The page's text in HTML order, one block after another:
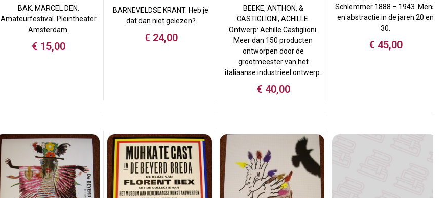
BAK, MARCEL DEN.
Amateurfestival. Pleintheater
Amsterdam.
€ 15,00
BARNEVELDSE KRANT. Heb je
dat dan niet gelezen?
€ 24,00
BEEKE, ANTHON. &
CASTIGLIONI, ACHILLE.
Ontwerp: Achille Castiglioni.
Meer dan 150 producten
ontworpen door de
grootmeester van het
italiaanse industrieel ontwerp.
€ 40,00
Schlemmer 1888 – 1943. Mens
en abstractie in de jaren 20 en
30.
€ 45,00